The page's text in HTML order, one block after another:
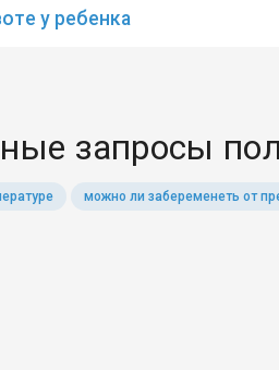
у ребенка
запросы
можно ли забеременеть от